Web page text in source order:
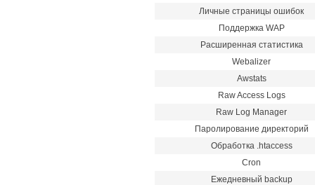
Личные страницы ошибок
Поддержка WAP
Расширенная статистика
Webalizer
Awstats
Raw Access Logs
Raw Log Manager
Паролирование директорий
Обработка .htaccess
Cron
Ежедневный backup